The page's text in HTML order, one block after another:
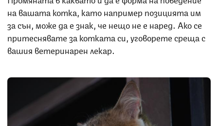
на вашата котка, като например позицията им
за сън, може да е знак, че нещо не е наред. Ако се
притеснявате за котката си, уговорете среща с
вашия ветеринарен лекар.